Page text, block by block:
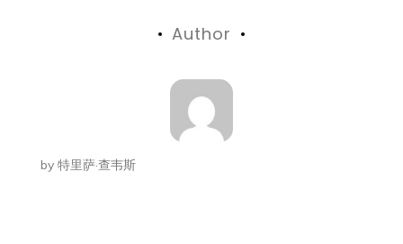
Author
by 特里萨·查韦斯